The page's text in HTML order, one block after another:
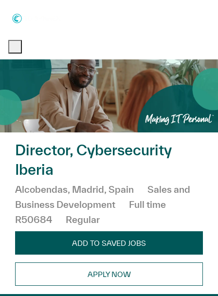
Director, Cybersecurity
Iberia
Location
Alcobendas, Madrid, Spain Category
Sales and
Business Development
Job Type
Full time
R50684
Regular
ADD TO SAVED JOBS
APPLY NOW